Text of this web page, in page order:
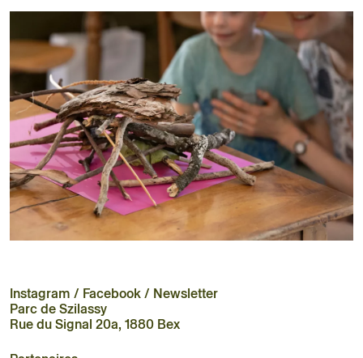
Instagram / Facebook/ Newsletter
Parc de Szilassy
Rue du Signal 20a, 1880 Bex